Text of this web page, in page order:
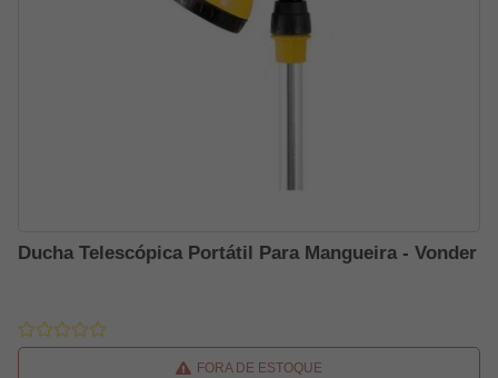
Ducha Telescópica Portátil Para Mangueira - Vonder
FORA DE ESTOQUE